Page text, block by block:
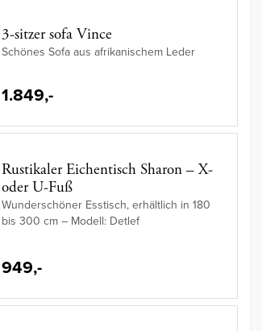
3-sitzer sofa Vince
Schönes Sofa aus afrikanischem Leder
1.849,-
Rustikaler Eichentisch Sharon – X-
oder U-Fuß
Wunderschöner Esstisch, erhältlich in 180
bis 300 cm – Modell: Detlef
949,-